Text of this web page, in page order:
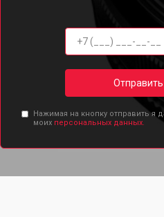
Нажимая на кнопку отправить я
моих персональных данных.